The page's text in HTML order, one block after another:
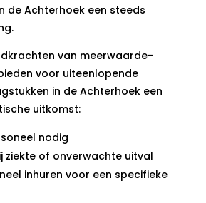
de Achterhoek een steeds
van meerwaarde-
voor uiteenlopende
in de Achterhoek een
uitkomst:
nodig
ziekte of onverwachte uitval
inhuren voor een specifieke